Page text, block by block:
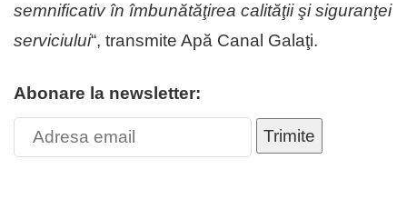
semnificativ în îmbunătăţirea calităţii şi siguranţei
serviciului“, transmite Apă Canal Galaţi.
Abonare la newsletter:
Trimite